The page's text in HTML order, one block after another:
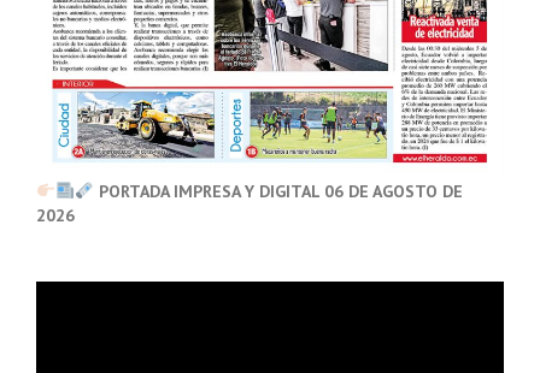
PORTADA IMPRESA Y DIGITAL 06 DE AGOSTO DE
2026